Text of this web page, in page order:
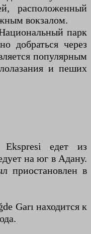
расположенный
вокзалом.
парк
добраться через
популярным
и пеших
Ekspresi едет из
на юг в Адану.
приостановлен в
Garı находится к